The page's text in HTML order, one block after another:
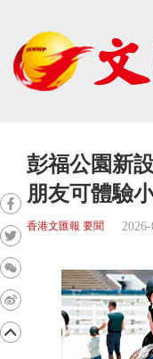
彭福公園新
朋友可體驗
香港文匯報 要聞